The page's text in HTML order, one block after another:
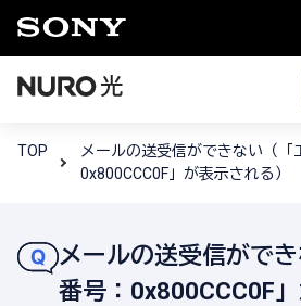
TOP
メールの送受信ができない（「
0x800CCC0F」が表示される）
メールの送受信がで
番号：0x800CCC0F」